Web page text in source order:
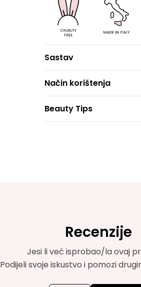
Sastav
Način korištenja
Beauty Tips
Recenzije
Jesi li već isprobao/la ovaj
Podijeli svoje iskustvo i pomozi